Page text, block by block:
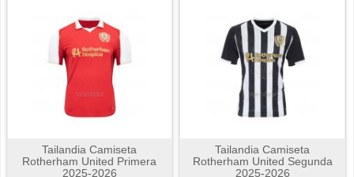
Tailandia Camiseta
Rotherham United Primera
2025-2026
Tailandia Camiseta
Rotherham United Segunda
2025-2026